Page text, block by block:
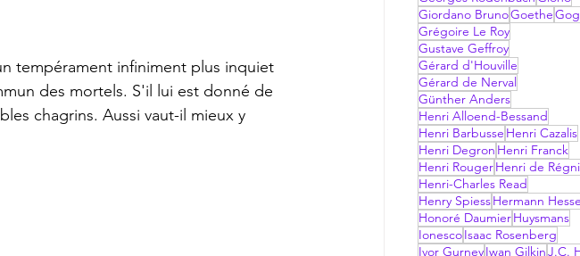
des mortels. S'il lui est donné de
chagrins. Aussi vaut-il mieux y
Giordano BrunoGoethe
Grégoire Le Roy
Gustave Geffroy
Gérard d'Houville
Gérard de Nerval
Günther Anders
Henri Alloend-Bessand
Henri Barbusse Henri Cazalis
Henri Degron Henri Franck
Henri RougerHenri de
Henri-Charles Read
Henry SpiessHermann
Honoré DaumierHuysmans
IonescoIsaac Rosenberg
Ivor GurneyIwan GilkinJ.C.